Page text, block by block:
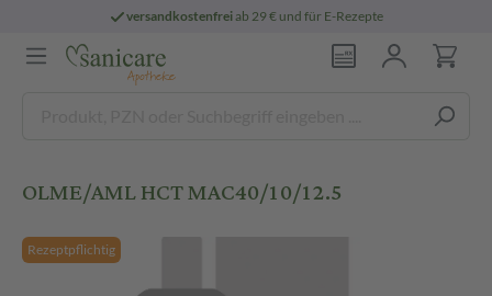
versandkostenfreiab 29 € und für E-Rezepte
OLME/AML HCT MAC40/10/12.5
Rezeptpflichtig